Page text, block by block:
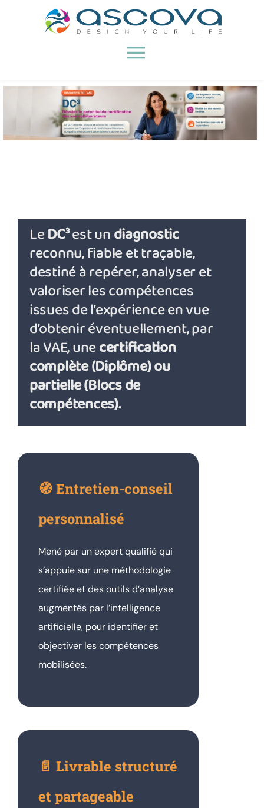
Toggle
Navigation
A propos
Bilans de compétences
Actualités
Contact
Se connecter
Rechercher:
LeDC³est undiagnostic
reconnu, fiable et traçable,
destiné à repérer, analyser et
valoriser les compétences
issues de l’expérience en vue
d’obtenir éventuellement, par
la VAE, unecertification
complète (Diplôme) ou
partielle (Blocs de
compétences).
🧭 Entretien-conseil
personnalisé
Mené par un expert qualifié qui
s’appuie sur une méthodologie
certifiée et des outils d’analyse
augmentés par l’intelligence
artificielle, pour identifier et
objectiver les compétences
mobilisées.
📄 Livrable structuré
et partageable